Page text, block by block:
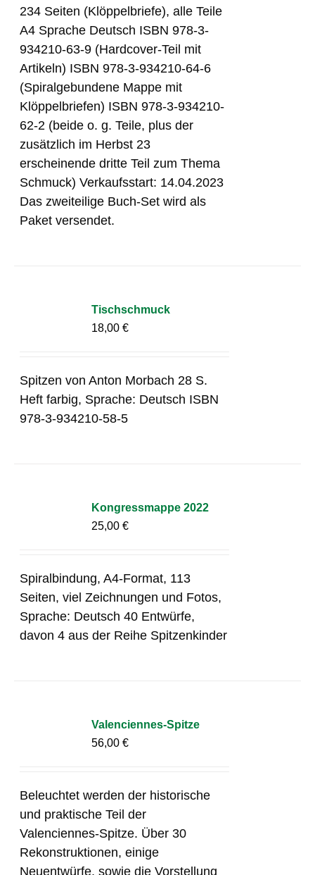
234 Seiten (Klöppelbriefe), alle Teile
A4 Sprache Deutsch ISBN 978-3-
934210-63-9 (Hardcover-Teil mit
Artikeln) ISBN 978-3-934210-64-6
(Spiralgebundene Mappe mit
Klöppelbriefen) ISBN 978-3-934210-
62-2 (beide o. g. Teile, plus der
zusätzlich im Herbst 23
erscheinende dritte Teil zum Thema
Schmuck) Verkaufsstart: 14.04.2023
Das zweiteilige Buch-Set wird als
Paket versendet.
Tischschmuck
18,00€
Spitzen von Anton Morbach 28 S.
Heft farbig, Sprache: Deutsch ISBN
978-3-934210-58-5
Kongressmappe 2022
25,00€
Spiralbindung, A4-Format, 113
Seiten, viel Zeichnungen und Fotos,
Sprache: Deutsch 40 Entwürfe,
davon 4 aus der Reihe Spitzenkinder
Valenciennes-Spitze
56,00€
Beleuchtet werden der historische
und praktische Teil der
Valenciennes-Spitze. Über 30
Rekonstruktionen, einige
Neuentwürfe, sowie die Vorstellung